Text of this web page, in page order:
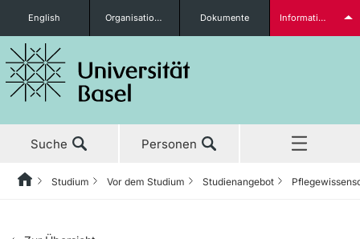
Studieninteressierte
English Organisationseinheiten Dokumente Informationen für...
Suche Personen
Aktuell
Studium
HomeZurückStudium Vor dem Studium Studienangebot